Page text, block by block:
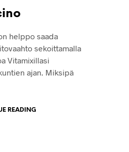
helppo saada
sekoittamalla
Vitamixillasi
ajan. Miksipä
READING